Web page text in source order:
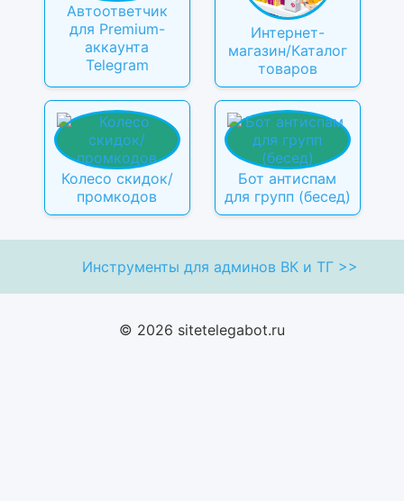
Автоответчик
для Premium-
аккаунта
Telegram
Интернет-
магазин/Каталог
товаров
Колесо скидок/
промкодов
Бот антиспам
для групп (бесед)
Инструменты для админов ВК и ТГ >>
© 2026 sitetelegabot.ru